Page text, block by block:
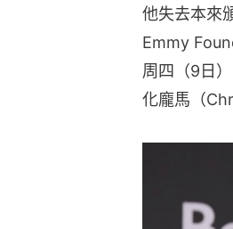
他失去本來
Emmy
周四（9日
化龐馬（